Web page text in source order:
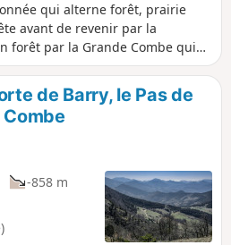
qui alterne forêt, prairie
avant de revenir par la
forêt par la Grande Combe qui
Puis la vue s'élargit entre le
Laveuse en passant par le Veyou
des Trois Becs. Descente
récompensé par la
vues superbes sur le Vercors et
Attention, l'itinéraire passe
pour les animaux sauvages. Il est
passages entre le 15 mai et le
spécifique et une déviation du
pour accompagner les
de Barry, le Pas de
-858 m